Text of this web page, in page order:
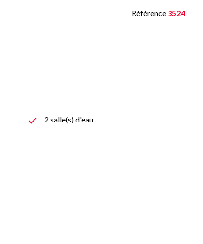
Référence 3524
2 salle(s) d'eau